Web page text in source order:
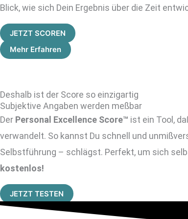
Blick, wie sich Dein Ergebnis über die Zeit
JETZT SCOREN
Mehr Erfahren
Deshalb ist der Score so einzigartig
Subjektive Angaben werden meßbar
Der Personal Excellence Score™ ist ein Tool,
verwandelt. So kannst Du schnell und
Selbstführung – schlägst. Perfekt, um sich
kostenlos!
JETZT TESTEN